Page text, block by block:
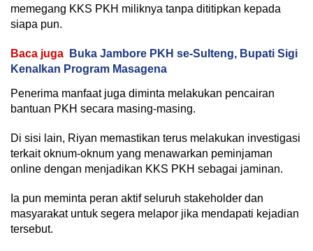
memegang KKS PKH miliknya tanpa dititipkan kepada
siapa pun.
Baca juga
Buka Jambore PKH se-Sulteng, Bupati Sigi
Kenalkan Program Masagena
Penerima manfaat juga diminta melakukan pencairan
bantuan PKH secara masing-masing.
Di sisi lain, Riyan memastikan terus melakukan investigasi
terkait oknum-oknum yang menawarkan peminjaman
online dengan menjadikan KKS PKH sebagai jaminan.
Ia pun meminta peran aktif seluruh stakeholder dan
masyarakat untuk segera melapor jika mendapati kejadian
tersebut.